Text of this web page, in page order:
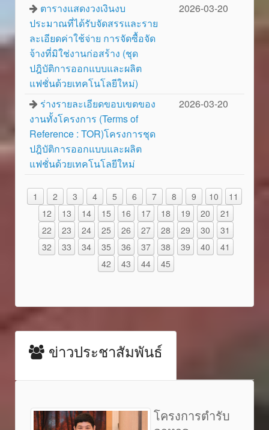
ตารางแสดงวงเงินงบ
ประมาณที่ได้รับจัดสรรและราย
ละเอียดค่าใช้จ่าย การจัดซื้อจัด
จ้างที่มิใช่งานก่อสร้าง (ชุด
ปฎิบัติการออกแบบและผลิต
แฟชั่นด้วยเทคโนโลยีใหม่)
2026-03-20
ร่างรายละเอียดขอบเขตของ
งานทั้งโครงการ (Terms of
Reference : TOR)โครงการชุด
ปฎิบัติการออกแบบและผลิต
แฟชั่นด้วยเทคโนโลยีใหม่
2026-03-20
1 2 3 4 5 6 7 8 9 10
11
12
13 14 15 16 17 18 19 20
21
22
23 24 25 26 27 28 29 30
31
32
33 34 35 36 37 38 39 40
41
42
43 44 45
ข่าวประชาสัมพันธ์
โครงการตำรับ